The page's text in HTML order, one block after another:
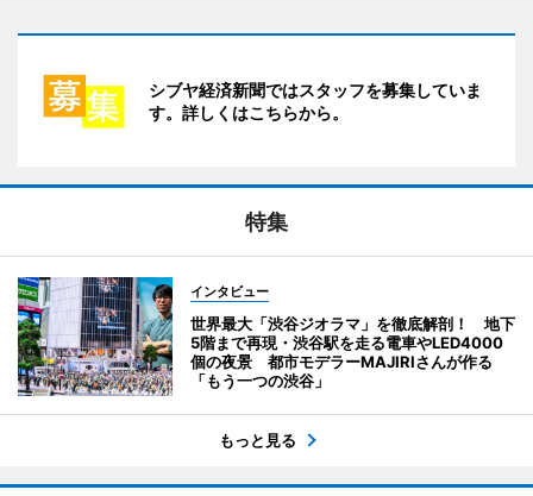
シブヤ経済新聞ではスタッフを募集していま
す。詳しくはこちらから。
特集
インタビュー
世界最大「渋谷ジオラマ」を徹底解剖！ 地下
5階まで再現・渋谷駅を走る電車やLED4000
個の夜景 都市モデラーMAJIRIさんが作る
「もう一つの渋谷」
もっと見る